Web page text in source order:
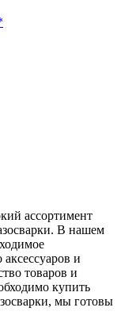
ассортимент
В нашем
и
товаров и
купить
мы готовы